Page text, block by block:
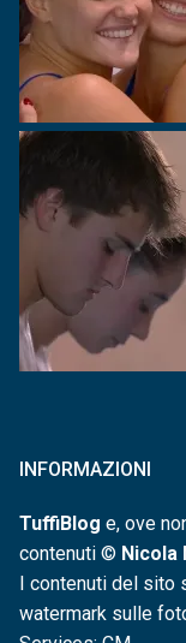
INFORMAZIONI
TuffiBlog e, ove
contenuti © Nicola
I contenuti del sito
watermark sulle